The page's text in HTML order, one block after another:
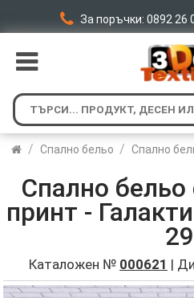
За поръчки: 0892 26
/ Спално бельо / Спално
Спално бельо
принт -
29
Каталожен № 000621 |